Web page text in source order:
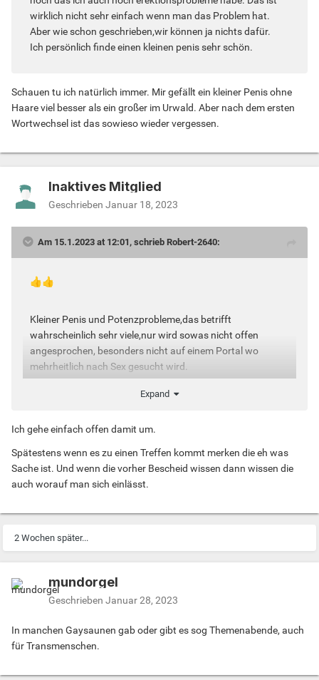
wirklich nicht sehr einfach wenn man das Problem hat.
Aber wie schon geschrieben,wir können ja nichts dafür.
Ich persönlich finde einen kleinen penis sehr schön.
Schauen tu ich natürlich immer. Mir gefällt ein kleiner Penis ohne
Haare viel besser als ein großer im Urwald. Aber nach dem ersten
Wortwechsel ist das sowieso wieder vergessen.
Inaktives Mitglied
Geschrieben Januar 18, 2023
Am 15.1.2023 at 12:01, schrieb Robert-2640:
👍👍
Kleiner Penis und Potenzprobleme,das betrifft
wahrscheinlich sehr viele,nur wird sowas nicht offen
angesprochen, besonders nicht auf einem Portal wo
mehrheitlich nach Sex gesucht wird.
selben Sorgen
Expand
Ich gehe einfach offen damit um.
Spätestens wenn es zu einen Treffen kommt merken die eh was
Sache ist. Und wenn die vorher Bescheid wissen dann wissen die
auch worauf man sich einlässt.
2 Wochen später...
mundorgel
Geschrieben Januar 28, 2023
In manchen Gaysaunen gab oder gibt es sog Themenabende, auch
für Transmenschen.